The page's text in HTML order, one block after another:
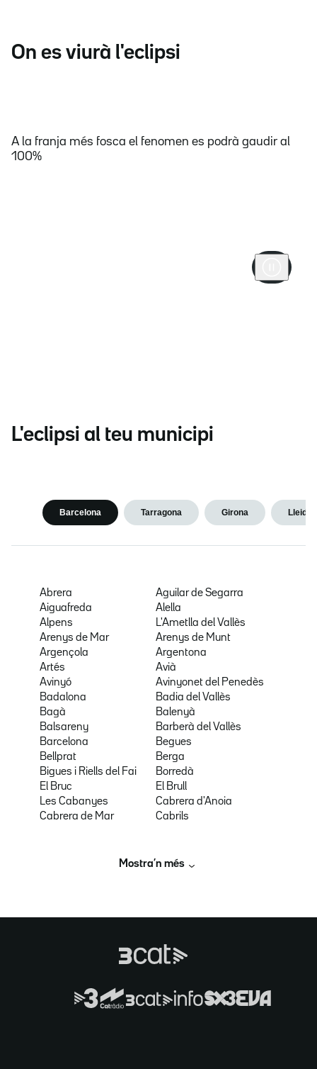
On es viurà l'eclipsi
A la franja més fosca el fenomen es podrà gaudir al
100%
L'eclipsi al teu municipi
Barcelona Tarragona Girona Lleida
Abrera
Aguilar de Segarra
Aiguafreda
Alella
Alpens
L'Ametlla del Vallès
Arenys de Mar
Arenys de Munt
Argençola
Argentona
Artés
Avià
Avinyó
Avinyonet del Penedès
Badalona
Badia del Vallès
Bagà
Balenyà
Balsareny
Barberà del Vallès
Barcelona
Begues
Bellprat
Berga
Bigues i Riells del Fai
Borredà
El Bruc
El Brull
Les Cabanyes
Cabrera d'Anoia
Cabrera de Mar
Cabrils
Mostra’n més